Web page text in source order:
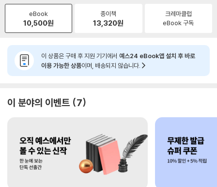
eBook
10,500원
종이책
13,320원
크레마클럽
eBook 구독
이 상품은 구매 후 지원 기기에서 예스24 eBook앱 설치 후 바로
이용 가능한 상품이며, 배송되지 않습니다.
이 분야의 이벤트 7